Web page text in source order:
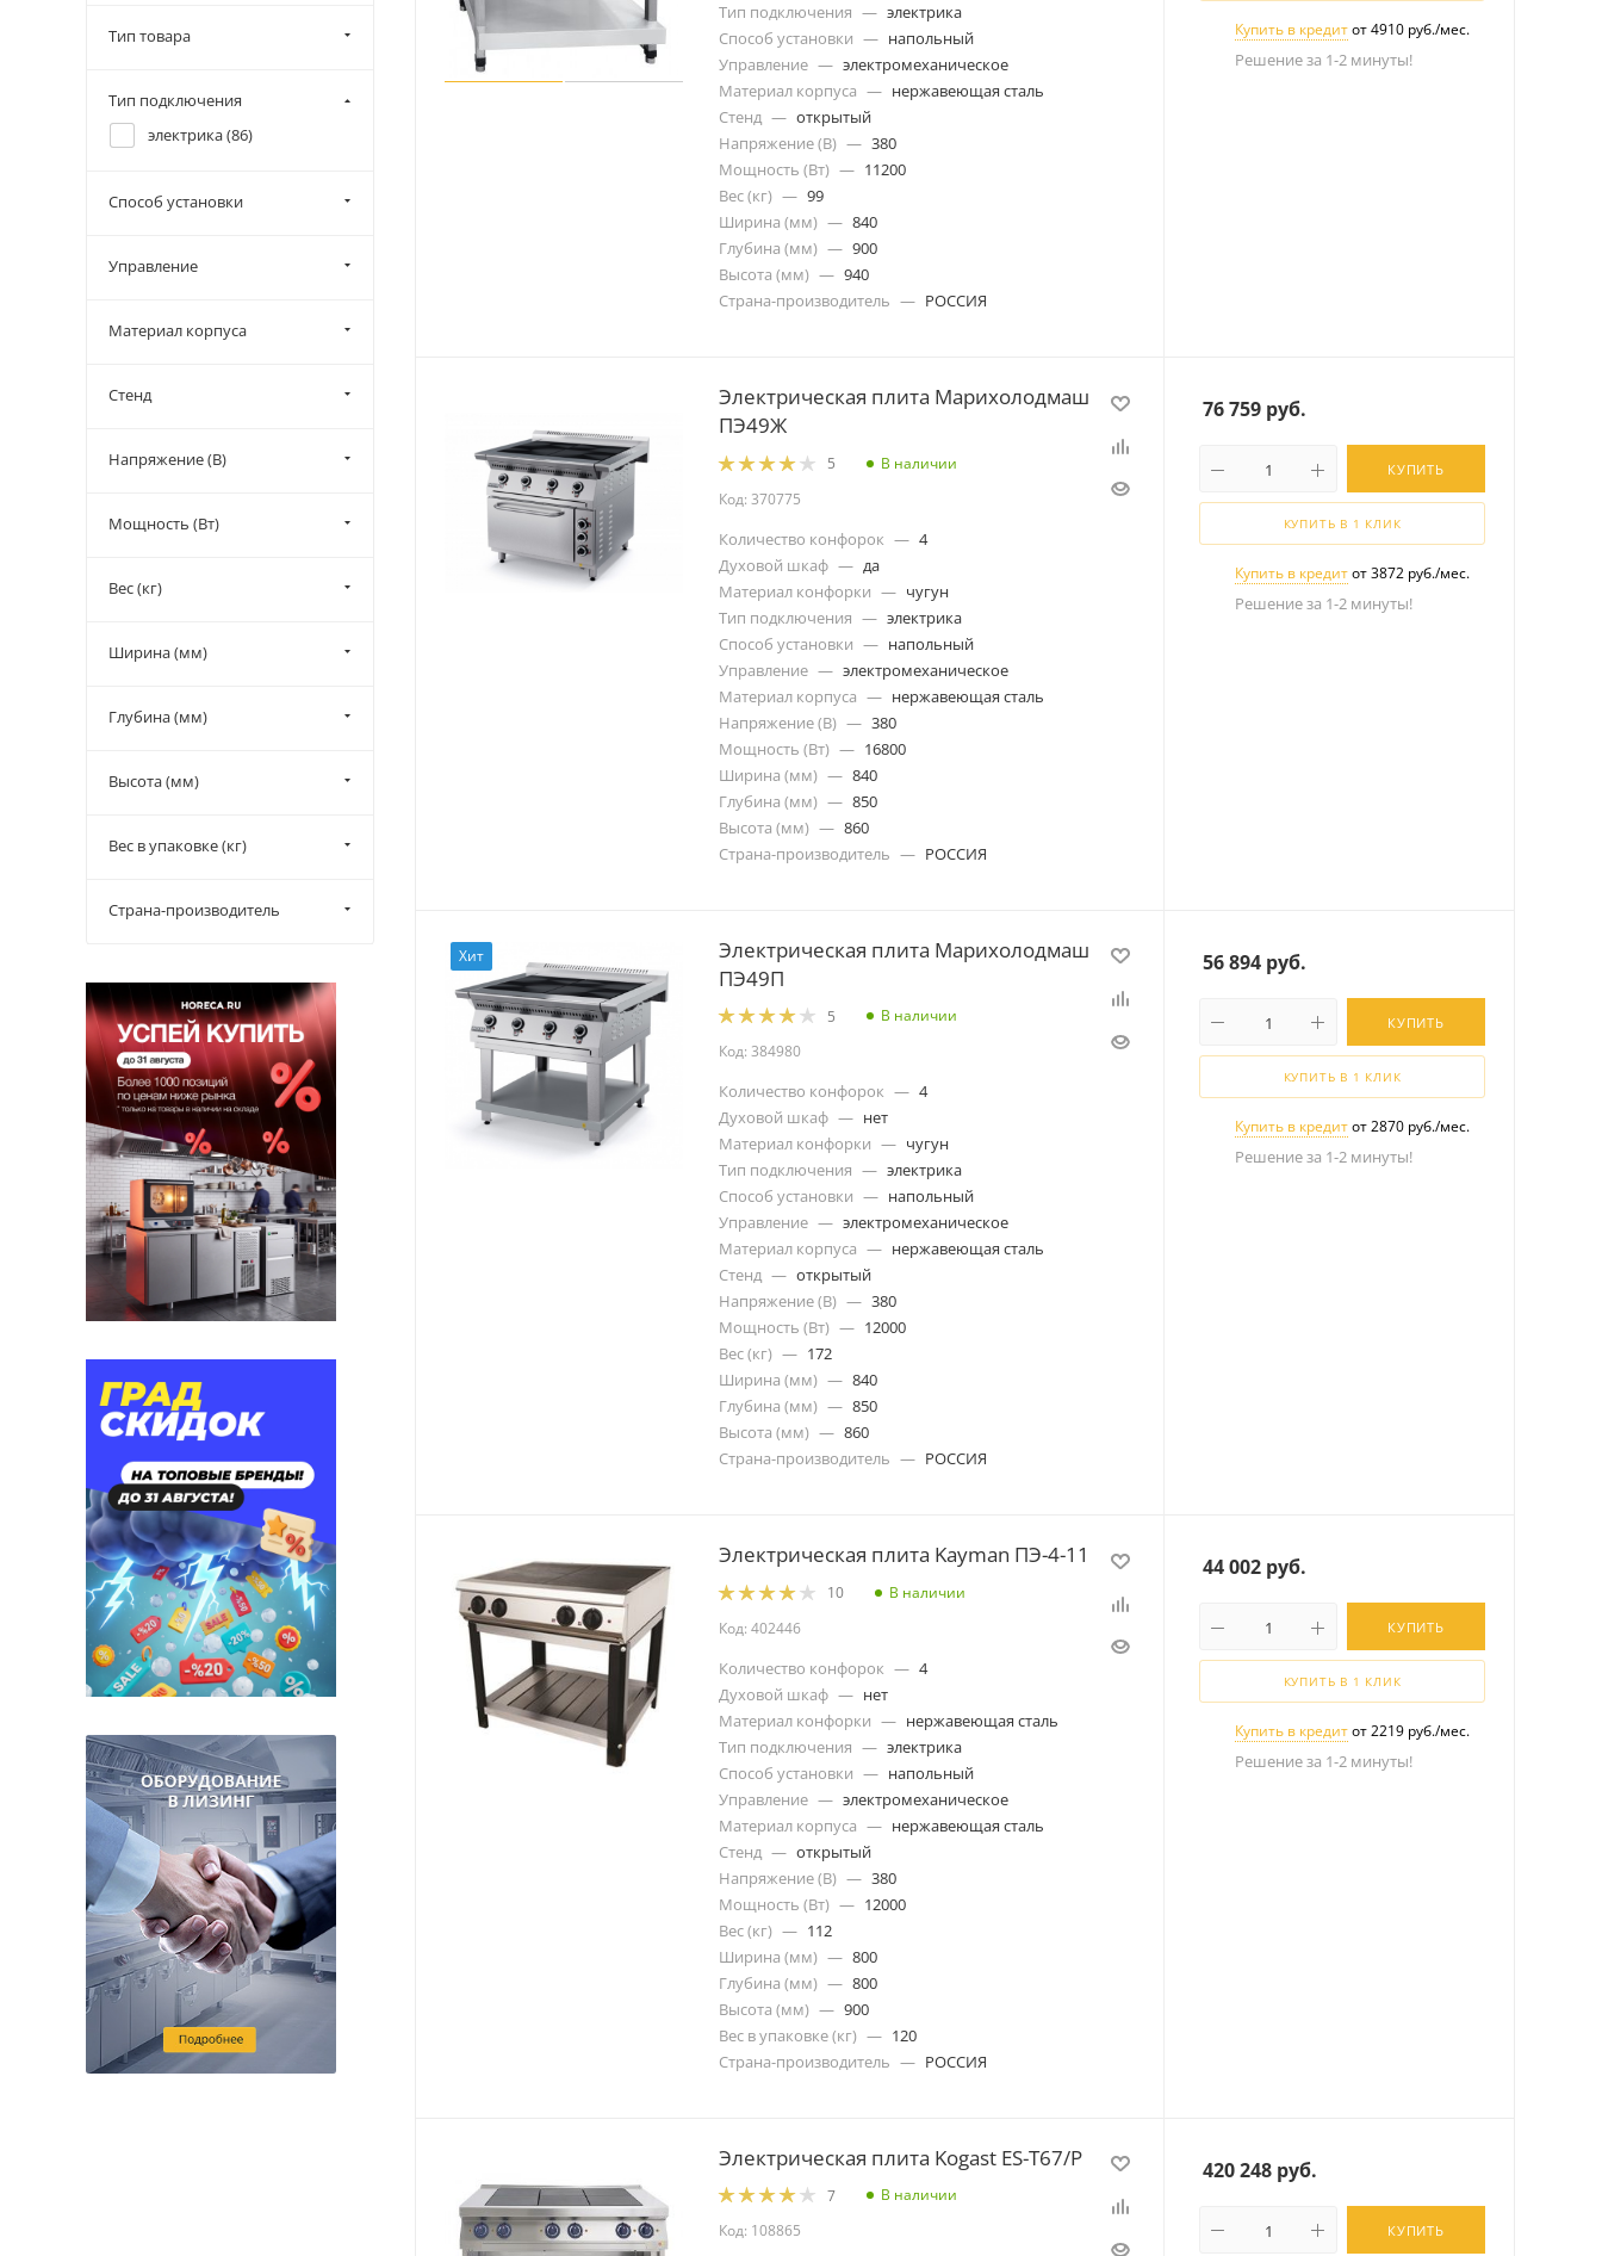
Тип подключения — электрика
Способ установки — напольный
Управление — электромеханическое
Материал корпуса — нержавеющая сталь
Стенд — открытый
Напряжение (В) — 380
Мощность (Вт) — 11200
Вес (кг) — 99
Ширина (мм) — 840
Глубина (мм) — 900
Высота (мм) — 940
Страна-производитель — РОССИЯ
Купить в кредитот 4910 руб./мес.
Решение за 1-2 минуты!
Электрическая плита Марихолодмаш
ПЭ49Ж
5
В наличии
Код: 370775
Количество конфорок — 4
Духовой шкаф — да
Материал конфорки — чугун
Тип подключения — электрика
Способ установки — напольный
Управление — электромеханическое
Материал корпуса — нержавеющая сталь
Напряжение (В) — 380
Мощность (Вт) — 16800
Ширина (мм) — 840
Глубина (мм) — 850
Высота (мм) — 860
Страна-производитель — РОССИЯ
76 759 руб.
КУПИТЬ
КУПИТЬ В 1 КЛИК
Купить в кредитот 3872 руб./мес.
Решение за 1-2 минуты!
Хит
Электрическая плита Марихолодмаш
ПЭ49П
5
В наличии
Код: 384980
Количество конфорок — 4
Духовой шкаф — нет
Материал конфорки — чугун
Тип подключения — электрика
Способ установки — напольный
Управление — электромеханическое
Материал корпуса — нержавеющая сталь
Стенд — открытый
Напряжение (В) — 380
Мощность (Вт) — 12000
Вес (кг) — 172
Ширина (мм) — 840
Глубина (мм) — 850
Высота (мм) — 860
Страна-производитель — РОССИЯ
56 894 руб.
КУПИТЬ
КУПИТЬ В 1 КЛИК
Купить в кредитот 2870 руб./мес.
Решение за 1-2 минуты!
Электрическая плита Kayman ПЭ-4-11
10
В наличии
Код: 402446
Количество конфорок — 4
Духовой шкаф — нет
Материал конфорки — нержавеющая сталь
Тип подключения — электрика
Способ установки — напольный
Управление — электромеханическое
Материал корпуса — нержавеющая сталь
Стенд — открытый
Напряжение (В) — 380
Мощность (Вт) — 12000
Вес (кг) — 112
Ширина (мм) — 800
Глубина (мм) — 800
Высота (мм) — 900
Вес в упаковке (кг) — 120
Страна-производитель — РОССИЯ
44 002 руб.
КУПИТЬ
КУПИТЬ В 1 КЛИК
Купить в кредитот 2219 руб./мес.
Решение за 1-2 минуты!
Электрическая плита Kogast ES-T67/P
7
В наличии
Код: 108865
420 248 руб.
КУПИТЬ
Тип товара
Тип подключения
электрика (86)
Способ установки
Управление
Материал корпуса
Стенд
Напряжение (В)
Мощность (Вт)
Вес (кг)
Ширина (мм)
Глубина (мм)
Высота (мм)
Вес в упаковке (кг)
Страна-производитель